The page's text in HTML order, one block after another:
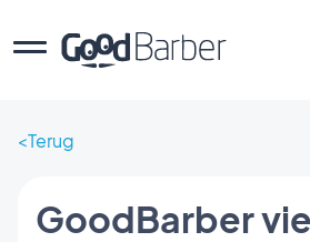
Terug
GoodBarber